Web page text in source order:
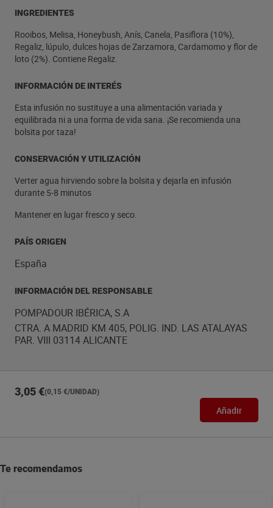
INGREDIENTES
Rooibos, Melisa, Honeybush, Anís, Canela, Pasiflora (10%),
Regaliz, lúpulo, dulces hojas de Zarzamora, Cardamomo y flor de
loto (2%). Contiene Regaliz.
INFORMACIÓN DE INTERÉS
Esta infusión no sustituye a una alimentación variada y
equilibrada ni a una forma de vida sana. ¡Se recomienda una
bolsita por taza!
CONSERVACIÓN Y UTILIZACIÓN
Verter agua hirviendo sobre la bolsita y dejarla en infusión
durante 5-8 minutos
Mantener en lugar fresco y seco.
PAÍS ORIGEN
España
INFORMACIÓN DEL RESPONSABLE
POMPADOUR IBÉRICA, S.A
CTRA. A MADRID KM 405, POLIG. IND. LAS ATALAYAS
PAR. VIII 03114 ALICANTE
3,05 €(0,15 €/UNIDAD)
Añadir
Te recomendamos